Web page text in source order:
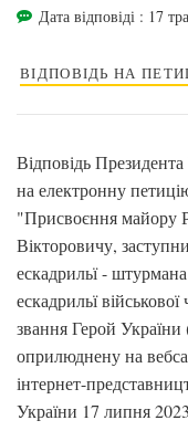
Дата відповіді : 17
ВІДПОВІДЬ НА
Відповідь
на електронну
"Присвоєння майору
Вікторовичу,
ескадрильї - штурмана
ескадрильї
звання Герой
оприлюднену на
інтернет-
України 17 липня